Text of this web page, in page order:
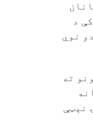
حکومت په ۲۰۲۳ کال کې د
نوي
ته
نېټې